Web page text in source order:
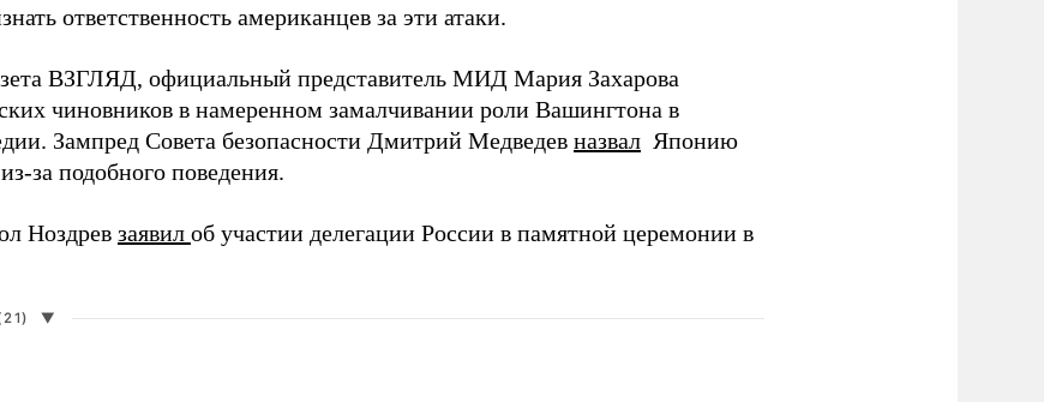
ответственность американцев за эти атаки.
ВЗГЛЯД, официальный представитель МИД Мария Захарова
чиновников в намеренном замалчивании роли Вашингтона в
Зампред Совета безопасности Дмитрий Медведев назвал Японию
за подобного поведения.
Ноздрев заявил об участии делегации России в памятной церемонии в
▼